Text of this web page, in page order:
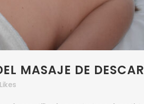
MASAJE DE
Likes